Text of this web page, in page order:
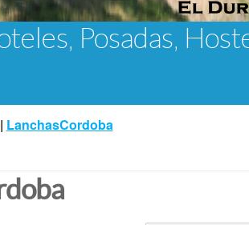
Posadas,
LanchasCordoba